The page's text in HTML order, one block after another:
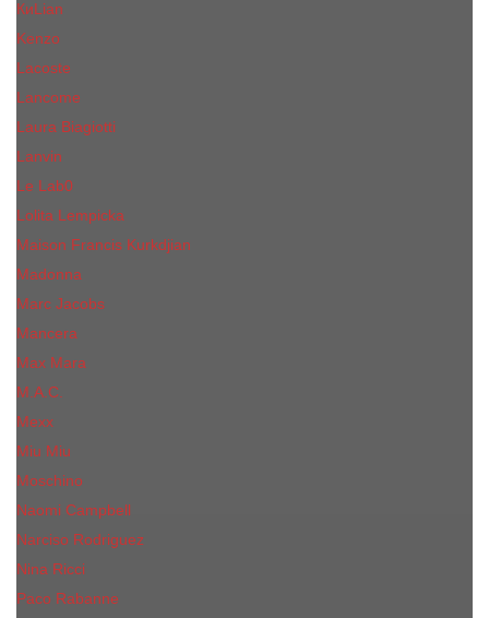
КиLian
Kenzo
Lacoste
Lancome
Laura Biagiotti
Lanvin
Lе Lab0
Lolita Lempicka
Maison Francis Kurkdjian
Madonna
Marc Jacobs
Mancera
Max Mara
M.А.C.
Mexx
Miu Miu
Mоsсhino
Naomi Campbell
Narciso Rodriguez
Nina Ricci
Paco Rabanne